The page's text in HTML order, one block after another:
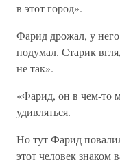
в этот город».
Фарид дрожал, у
подумал. Старик
не так».
«Фарид, он в чем-то
удивляться.
Но тут Фарид
этот человек знаком